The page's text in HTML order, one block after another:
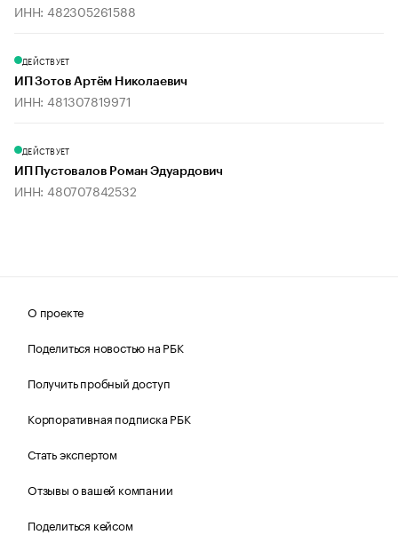
ИНН: 482305261588
ДЕЙСТВУЕТ
ИП Зотов Артём Николаевич
ИНН: 481307819971
ДЕЙСТВУЕТ
ИП Пустовалов Роман Эдуардович
ИНН: 480707842532
О проекте
Поделиться новостью на РБК
Получить пробный доступ
Корпоративная подписка РБК
Стать экспертом
Отзывы о вашей компании
Поделиться кейсом